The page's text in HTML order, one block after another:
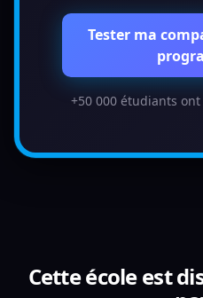
Tester ma
+50 000 étudiants
Cette école est